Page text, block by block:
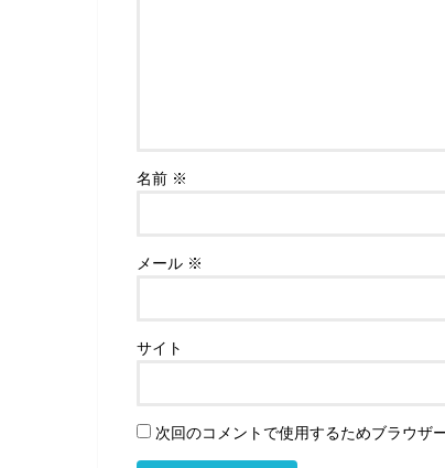
名前 ※
メール ※
サイト
次回のコメントで使用するためブラウザ